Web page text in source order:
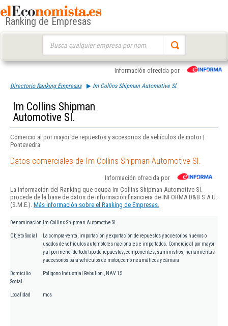
Ranking de Empresas
Información ofrecida por
Directorio Ranking Empresas Im Collins Shipman Automotive Sl.
Im Collins Shipman
Automotive Sl.
Comercio al por mayor de repuestos y accesorios de vehículos de motor |
Pontevedra
Datos comerciales de Im Collins Shipman Automotive Sl.
Información ofrecida por
La información del Ranking que ocupa Im Collins Shipman Automotive Sl.
procede de la base de datos de información financiera de INFORMA D&B S.A.U.
(S.M.E.). Más información sobre el Ranking de Empresas.
Denominación Im Collins Shipman Automotive Sl.
Objeto Social
La compra-venta, importación y exportación de repuestos y accesorios nuevos o
usados de vehículos automotores nacionales e importados. Comercio al por mayor
y al por menor de todo tipo de repuestos, componentes, suministros, herramientas
y accesorios para vehículos de motor, como neumáticos y cámara
Domicilio
Social
Poligono Industrial Rebullon , NAV 15
Localidad mos